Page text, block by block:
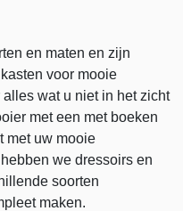
en maten en zijn
voor mooie
wat u niet in het zicht
met een met boeken
met uw mooie
we dressoirs en
soorten
maken.